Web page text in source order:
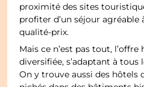
proximité des sites
profiter d’un séjour agréable
qualité-prix.
Mais ce n’est pas tout,
diversifiée, s’adaptant à tous
On y trouve aussi des hôtels